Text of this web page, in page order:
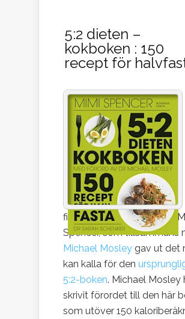
5:2 dieten –
kokboken : 150
recept för
finns en ny 5:2-kokbok av
Spencer, som tillsammans
Michael Mosley gav ut det
kan kalla för den
5:2-boken. Michael Mosley
skrivit förordet till den här
som utöver 150